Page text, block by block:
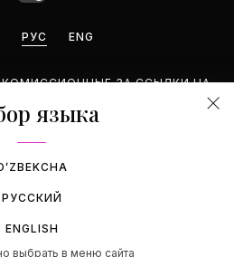
РУС ENG
ЗА ССЫЛКИ НА
ПОДДЕРЖИВАЕМ.
языка
РУССКИЙ
ENGLISH
выбрать в меню сайта